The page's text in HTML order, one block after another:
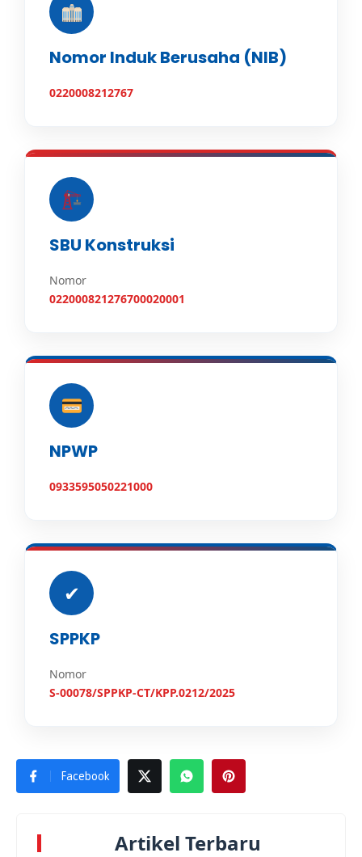
Nomor Induk Berusaha (NIB)
0220008212767
SBU Konstruksi
Nomor
022000821276700020001
NPWP
0933595050221000
✔
SPPKP
Nomor
S-00078/SPPKP-CT/KPP.0212/2025
Facebook
Artikel Terbaru